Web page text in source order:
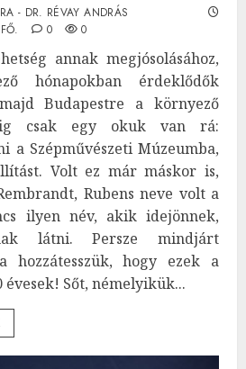
- DR. RÉVAY ANDRÁS
0 0
annak megjósolásához,
hónapokban érdeklődők
Budapestre a környező
csak egy okuk van rá:
a Szépművészeti Múzeumba,
Volt ez már máskor is,
Rubens neve volt a
ilyen név, akik idejönnek,
látni. Persze mindjárt
hozzátesszük, hogy ezek a
Sőt, némelyikük...